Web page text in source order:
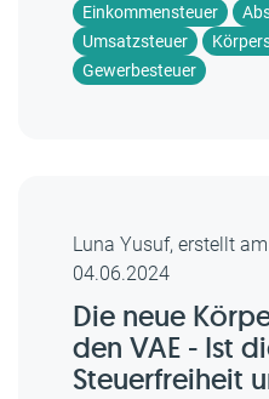
Einkommensteuer
Umsatzsteuer
Gewerbesteuer
Luna Yusuf, erstellt am
04.06.2024
Die neue
den VAE - Ist
Steuerfreiheit